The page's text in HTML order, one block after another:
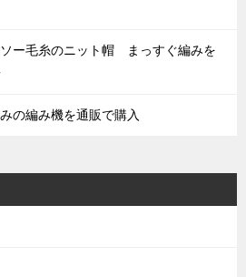
ー毛糸のニット帽 まっすぐ編みを
の編み機を通販で購入